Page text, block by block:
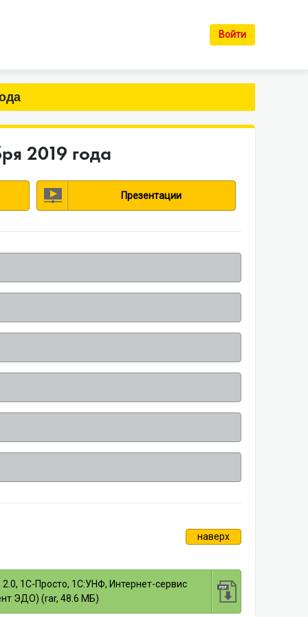
Войти
2019 года
Презентации
наверх
1С-Просто, 1С:УНФ, Интернет-сервис
ЭДО) (rar, 48.6 МБ)